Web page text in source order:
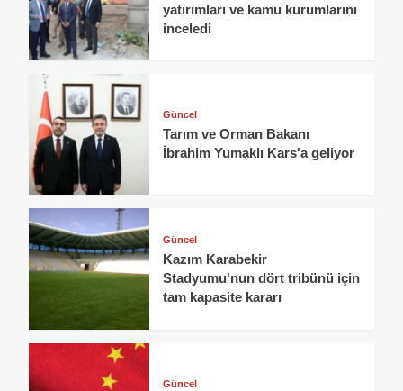
yatırımları ve kamu kurumlarını
inceledi
Güncel
Tarım ve Orman Bakanı
İbrahim Yumaklı Kars'a geliyor
Güncel
Kazım Karabekir
Stadyumu'nun dört tribünü için
tam kapasite kararı
Güncel